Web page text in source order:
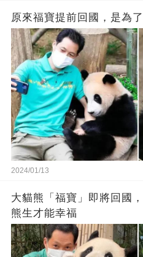
原來福寶提前回國，是為
2024/01/13
大貓熊「福寶」即將回國
熊生才能幸福